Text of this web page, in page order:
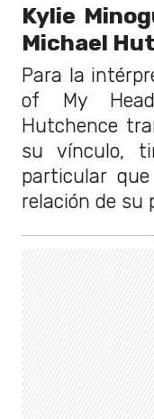
Kylie
Michael
Para la
of My
Hutchence
su vínculo,
particular
relación de su